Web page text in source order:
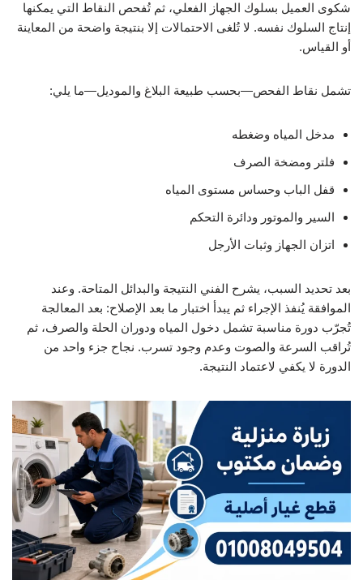
شكوى العميل بسلوك الجهاز الفعلي، ثم تُفحص النقاط التي يمكنها
إنتاج السلوك نفسه. لا تُلغى الاحتمالات إلا بنتيجة واضحة من المعاينة
أو القياس.
تشمل نقاط الفحص—بحسب طبيعة البلاغ والموديل—ما يلي:
مدخل المياه وضغطه
فلتر ومضخة الصرف
قفل الباب وحساس مستوى المياه
السير والموتور ودائرة التحكم
اتزان الجهاز وثبات الأرجل
بعد تحديد السبب، يشرح الفني النتيجة والبدائل المتاحة. وعند
الموافقة يُنفذ الإجراء ثم يبدأ اختبار ما بعد الإصلاح: بعد المعالجة
تُجرّب دورة مناسبة تشمل دخول المياه ودوران الحلة والصرف، ثم
تُراقب السرعة والصوت وعدم وجود تسرب. نجاح جزء واحد من
الدورة لا يكفي لاعتماد النتيجة.